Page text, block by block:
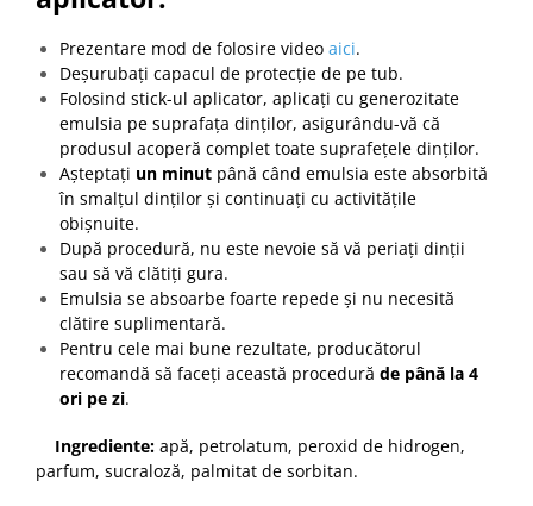
Prezentare mod de folosire video aici.
Deșurubați capacul de protecție de pe tub.
Folosind stick-ul aplicator, aplicați cu generozitate
emulsia pe suprafața dinților, asigurându-vă că
produsul acoperă complet toate suprafețele dinților.
Așteptați un minut până când emulsia este absorbită
în smalțul dinților și continuați cu activitățile
obișnuite.
După procedură, nu este nevoie să vă periați dinții
sau să vă clătiți gura.
Emulsia se absoarbe foarte repede și nu necesită
clătire suplimentară.
Pentru cele mai bune rezultate, producătorul
recomandă să faceți această procedură de până la 4
ori pe zi.
Ingrediente: apă, petrolatum, peroxid de hidrogen,
parfum, sucraloză, palmitat de sorbitan.